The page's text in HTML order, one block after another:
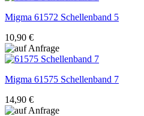
Migma 61572 Schellenband 5
10,90 €
Migma 61575 Schellenband 7
14,90 €